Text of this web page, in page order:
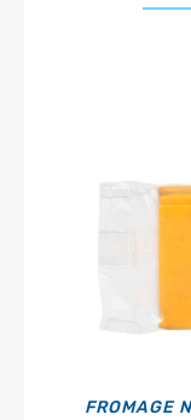
FROMAGE